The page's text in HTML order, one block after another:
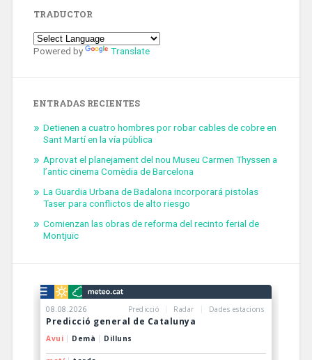
TRADUCTOR
Powered by Translate
ENTRADAS RECIENTES
Detienen a cuatro hombres por robar cables de cobre en
Sant Martí en la vía pública
Aprovat el planejament del nou Museu Carmen Thyssen a
l’antic cinema Comèdia de Barcelona
La Guardia Urbana de Badalona incorporará pistolas
Taser para conflictos de alto riesgo
Comienzan las obras de reforma del recinto ferial de
Montjuïc